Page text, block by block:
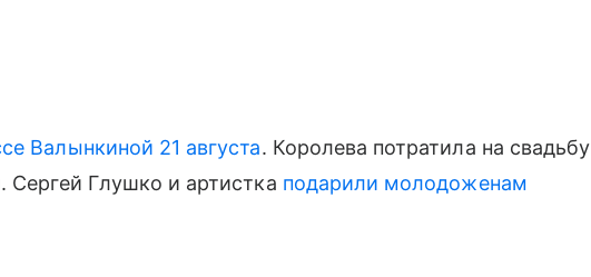
Валынкиной 21 августа. Королева потратила на свадьбу
Глушко и артистка подарили молодоженам